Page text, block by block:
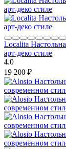
Localita
арт-деко стиле
4.0
19 200 ₽